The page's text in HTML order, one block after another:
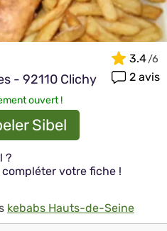
- 92110 Clichy
3.4
2 avis
ouvert !
Sibel
?
votre fiche !
kebabs Hauts-de-Seine